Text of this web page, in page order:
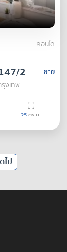
คอนโด
ขาย
2
งเทพ
25ตร.ม.
ไป